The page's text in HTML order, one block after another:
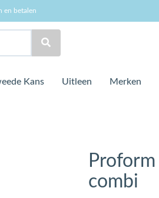
en betalen
Kans Uitleen Merken
combi